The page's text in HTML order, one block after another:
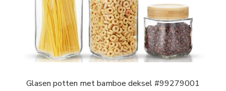
Glasen potten met bamboe deksel #99279001